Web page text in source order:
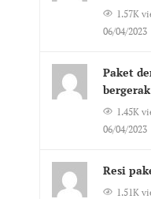
1.57K
06/04/2023
Paket
1.45K
06/04/2023
Resi
1.51K